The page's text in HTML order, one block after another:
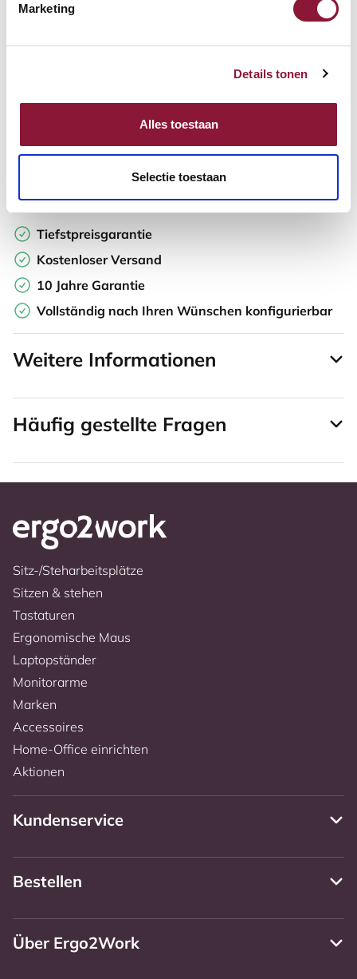
Marketing
Details tonen
Alles toestaan
Selectie toestaan
Auf der Suche nach Stückzahlen? Machen Sie Ihren Arbeitsplatz
komplett und fordern Sie direkt ein individuelles Angebot an.
Zur Vergleichsliste hinzufügen
Tiefstpreisgarantie
Kostenloser Versand
10 Jahre Garantie
Vollständig nach Ihren Wünschen konfigurierbar
Weitere Informationen
Häufig gestellte Fragen
Sitz-/Steharbeitsplätze
Sitzen & stehen
Tastaturen
Ergonomische Maus
Laptopständer
Monitorarme
Marken
Accessoires
Home-Office einrichten
Aktionen
Kundenservice
Bestellen
Über Ergo2Work